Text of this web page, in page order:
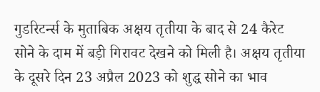
गुडरिटर्न्स के मुताबिक अक्षय तृतीया के बाद से 24 कैरेट
सोने के दाम में बड़ी गिरावट देखने को मिली है। अक्षय तृतीया
के दूसरे दिन 23 अप्रैल 2023 को शुद्ध सोने का भाव